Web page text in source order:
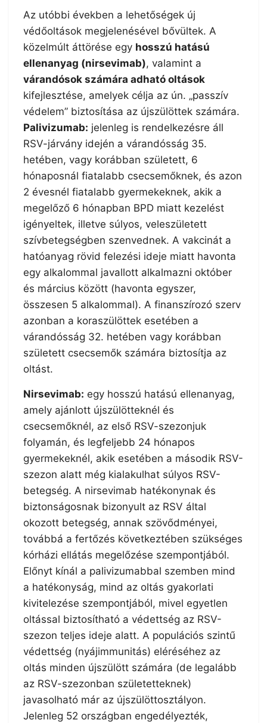
Az utóbbi években a lehetőségek új
védőoltások megjelenésével bővültek. A
közelmúlt áttörése egy hosszú hatású
ellenanyag (nirsevimab), valamint a
várandósok számára adható oltások
kifejlesztése, amelyek célja az ún. „passzív
védelem” biztosítása az újszülöttek számára.
Palivizumab: jelenleg is rendelkezésre áll
RSV-járvány idején a várandósság 35.
hetében, vagy korábban született, 6
hónaposnál fiatalabb csecsemőknek, és azon
2 évesnél fiatalabb gyermekeknek, akik a
megelőző 6 hónapban BPD miatt kezelést
igényeltek, illetve súlyos, veleszületett
szívbetegségben szenvednek. A vakcinát a
hatóanyag rövid felezési ideje miatt havonta
egy alkalommal javallott alkalmazni október
és március között (havonta egyszer,
összesen 5 alkalommal). A finanszírozó szerv
azonban a koraszülöttek esetében a
várandósság 32. hetében vagy korábban
született csecsemők számára biztosítja az
oltást.
Nirsevimab: egy hosszú hatású ellenanyag,
amely ajánlott újszülötteknél és
csecsemőknél, az első RSV-szezonjuk
folyamán, és legfeljebb 24 hónapos
gyermekeknél, akik esetében a második RSV-
szezon alatt még kialakulhat súlyos RSV-
betegség. A nirsevimab hatékonynak és
biztonságosnak bizonyult az RSV által
okozott betegség, annak szövődményei,
továbbá a fertőzés következtében szükséges
kórházi ellátás megelőzése szempontjából.
Előnyt kínál a palivizumabbal szemben mind
a hatékonyság, mind az oltás gyakorlati
kivitelezése szempontjából, mivel egyetlen
oltással biztosítható a védettség az RSV-
szezon teljes ideje alatt. A populációs szintű
védettség (nyájimmunitás) eléréséhez az
oltás minden újszülött számára (de legalább
az RSV-szezonban születetteknek)
javasolható már az újszülöttosztályon.
Jelenleg 52 országban engedélyezték,